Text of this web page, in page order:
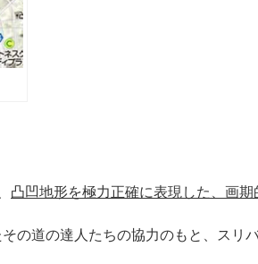
凸凹地形を極力正確に表現した、画期
の道の達人たちの協力のもと、スリ